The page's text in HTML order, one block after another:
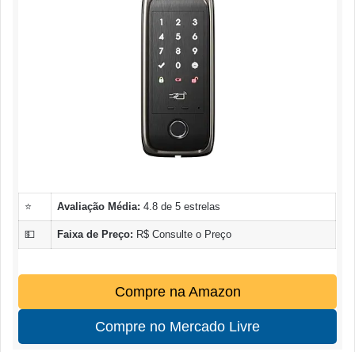
⭐ Avaliação Média: 4.8 de 5 estrelas
💵 Faixa de Preço: R$ Consulte o Preço
Compre na Amazon
Compre no Mercado Livre